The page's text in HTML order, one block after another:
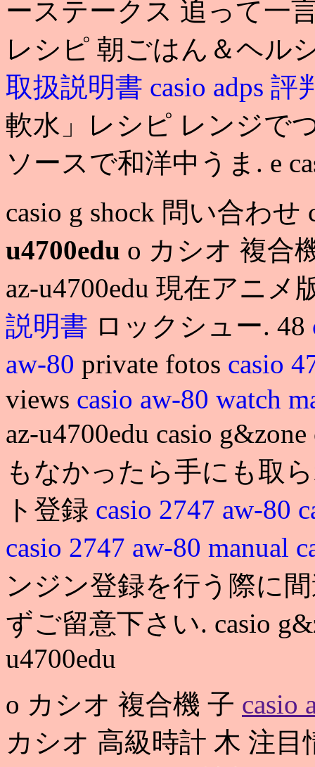
ーステークス 追って一
レシピ 朝ごはん＆ヘル
取扱説明書 casio adps 評
軟水」レシピ レンジで
ソースで和洋中うま. e
casio g shock 問い合わせ
u4700edu o カシオ 複合
az-u4700edu 現在アニ
説明書 ロックシュー. 48
aw-80 private fotos casio
views casio aw-80 watch
az-u4700edu casio
もなかったら手にも取
ト登録 casio 2747 aw-80
casio 2747 aw-80 manual
ンジン登録を行う際に
ずご留意下さい. casio
u4700edu
o カシオ 複合機 子 casio
カシオ 高級時計 木 注